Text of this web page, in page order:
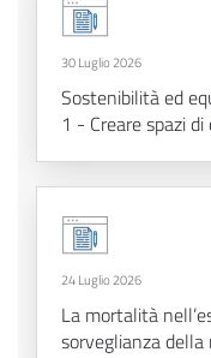
30 Luglio 2026
Sostenibilità ed
1 - Creare spazi
24 Luglio 2026
La mortalità
sorveglianza